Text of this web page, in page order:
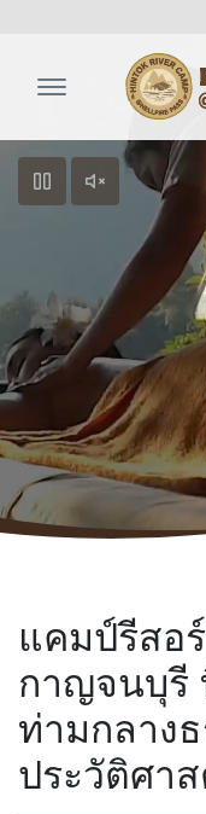
แคมป์รีสอ
กาญจนบุรี
ท่ามกลาง
ประวัติศา